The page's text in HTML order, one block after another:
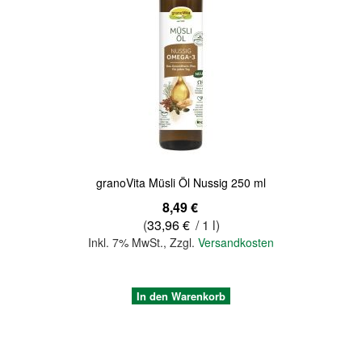
granoVita Müsli Öl Nussig 250 ml
8,49 €
(33,96 € / 1 l)
Inkl. 7% MwSt., Zzgl. Versandkosten
In den Warenkorb